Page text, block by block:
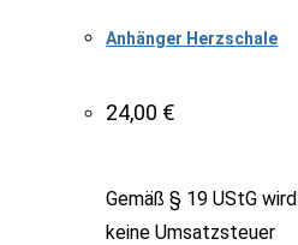
Anhänger Herzschale
24,00 €
Gemäß § 19 UStG wird
keine Umsatzsteuer